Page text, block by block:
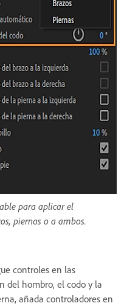
para aplicar el
piernas o a ambos.
controles en las
del hombro, el codo y la
añada controladores en